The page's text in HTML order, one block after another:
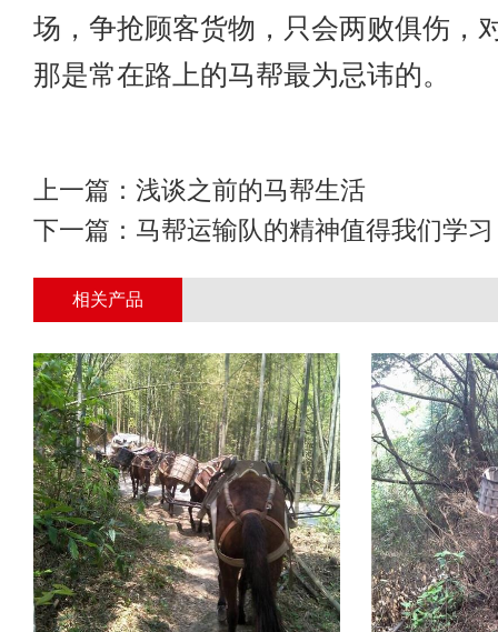
场，争抢顾客货物，只会两败俱伤，
那是常在路上的马帮最为忌讳的。
上一篇： 浅谈之前的马帮生活
下一篇： 马帮运输队的精神值得我们学
相关产品